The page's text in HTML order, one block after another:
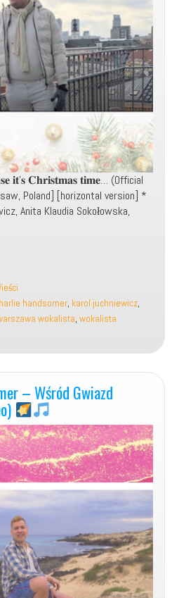
𝐢𝐭’𝐬 𝐂𝐡𝐫𝐢𝐬𝐭𝐦𝐚𝐬 𝐭𝐢𝐦𝐞… (Official
Poland] [horizontal version] *
Anita Klaudia Sokołowska,
handsomer, karol juchniewicz,
wokalista, wokalista
– Wśród Gwiazd